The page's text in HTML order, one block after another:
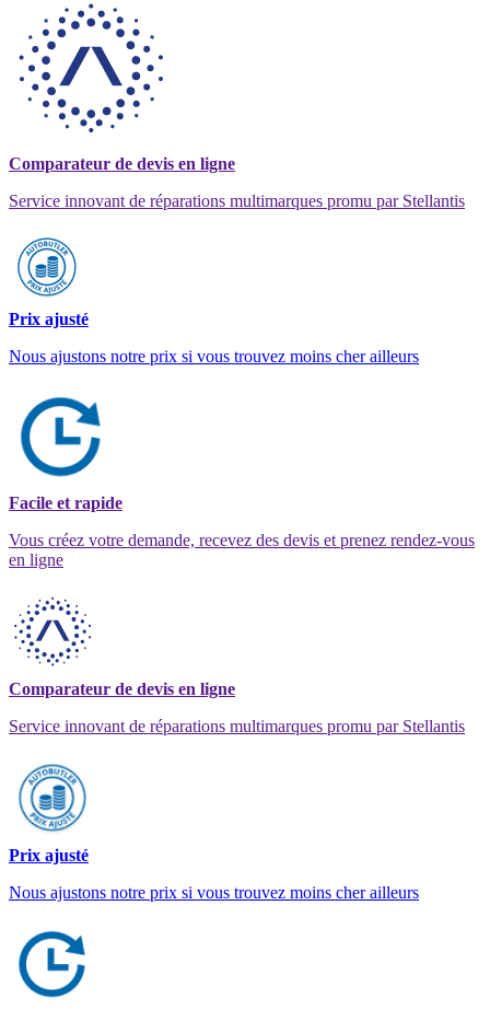
Comparateur de devis en ligne
Service innovant de réparations multimarques promu par Stellantis
Prix ajusté
Nous ajustons notre prix si vous trouvez moins cher ailleurs
Facile et rapide
Vous créez votre demande, recevez des devis et prenez rendez-vous
en ligne
Comparateur de devis en ligne
Service innovant de réparations multimarques promu par Stellantis
Prix ajusté
Nous ajustons notre prix si vous trouvez moins cher ailleurs